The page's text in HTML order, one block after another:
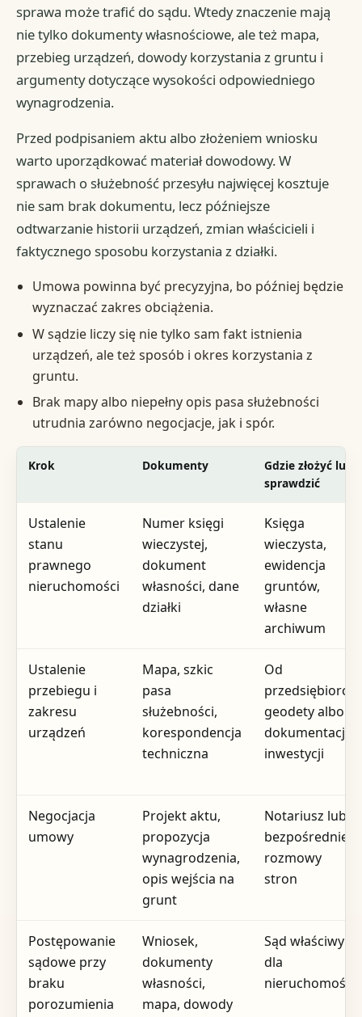
sprawa może trafić do sądu. Wtedy znaczenie mają
nie tylko dokumenty własnościowe, ale też mapa,
przebieg urządzeń, dowody korzystania z gruntu i
argumenty dotyczące wysokości odpowiedniego
wynagrodzenia.
Przed podpisaniem aktu albo złożeniem wniosku
warto uporządkować materiał dowodowy. W
sprawach o służebność przesyłu najwięcej kosztuje
nie sam brak dokumentu, lecz późniejsze
odtwarzanie historii urządzeń, zmian właścicieli i
faktycznego sposobu korzystania z działki.
Umowa powinna być precyzyjna, bo później będzie
wyznaczać zakres obciążenia.
W sądzie liczy się nie tylko sam fakt istnienia
urządzeń, ale też sposób i okres korzystania z
gruntu.
Brak mapy albo niepełny opis pasa służebności
utrudnia zarówno negocjacje, jak i spór.
Krok Dokumenty
Gdzie złożyć lub
sprawdzić
Ustalenie
stanu
prawnego
nieruchomości
Numer księgi
wieczystej,
dokument
własności, dane
działki
Księga
wieczysta,
ewidencja
gruntów,
własne
archiwum
Ustalenie
przebiegu i
zakresu
urządzeń
Mapa, szkic
pasa
służebności,
korespondencja
techniczna
Od
przedsiębiorcy,
geodety albo z
dokumentacji
inwestycji
Negocjacja
umowy
Projekt aktu,
propozycja
wynagrodzenia,
opis wejścia na
grunt
Notariusz lub
bezpośrednie
rozmowy
stron
Postępowanie
sądowe przy
braku
porozumienia
Wniosek,
dokumenty
własności,
mapa, dowody
Sąd właściwy
dla
nieruchomości